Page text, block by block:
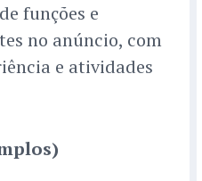
funções e
no anúncio, com
e atividades